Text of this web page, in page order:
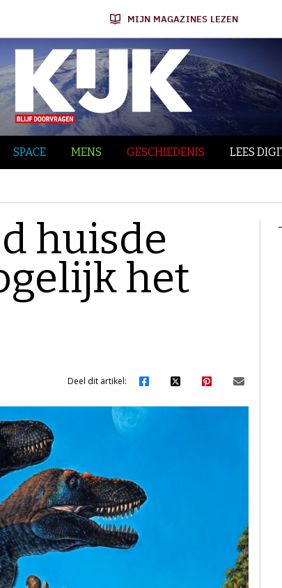
MIJN MAGAZINES LEZEN
SPACE MENS GESCHIEDENIS LEES
huisde
het
Deel dit artikel: